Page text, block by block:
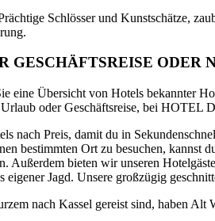
Schlösser und Kunstschätze,
GESCHÄFTSREISE ODER
eine Übersicht von Hotels bekannter
oder Geschäftsreise, bei HOTEL
nach Preis, damit du in
bestimmten Ort zu besuchen,
Außerdem bieten wir unseren
eigener Jagd. Unsere großzügig
nach Kassel gereist sind, haben